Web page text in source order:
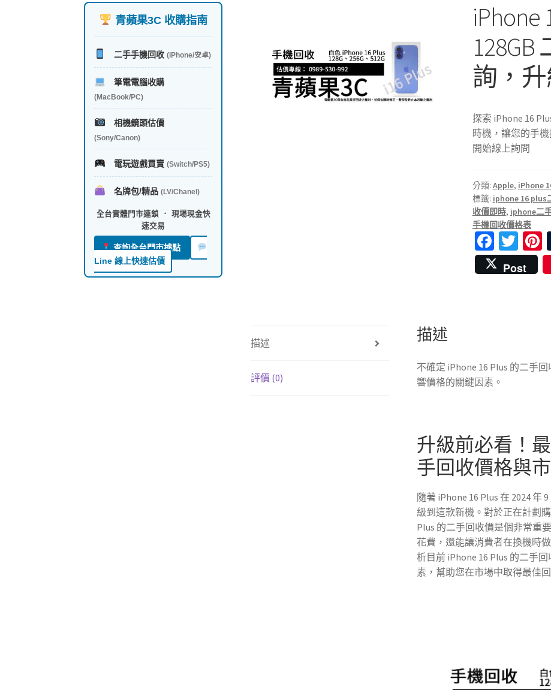
iPhone
詢，
探索 iPhone 16
時機，讓您的手
開始線上詢問
分類: Apple, iPhone
標籤: iphone 16 plus
收價即時, iphone二
手機回收價格表
Fa
ce
b
T
wi
tt
Post
描述
評價 (0)
描述
不確定 iPhone 16 Plus 的二手
響價格的關鍵因素。
升級前必看！最
手回收價格與
隨著 iPhone 16 Plus 在 2024
級到這款新機。對於正在計劃
Plus 的二手回收價是個非常重
花費，還能讓消費者在換機時
析目前 iPhone 16 Plus 的二手
素，幫助您在市場中取得最佳
青蘋果3C 收購指南
二手手機回收 (iPhone/安卓)
筆電電腦收購
(MacBook/PC)
相機鏡頭估價
(Sony/Canon)
電玩遊戲買賣 (Switch/PS5)
名牌包/精品 (LV/Chanel)
全台實體門市連鎖 ． 現場現金快
速交易
查詢全台門市據點
Line 線上快速估價